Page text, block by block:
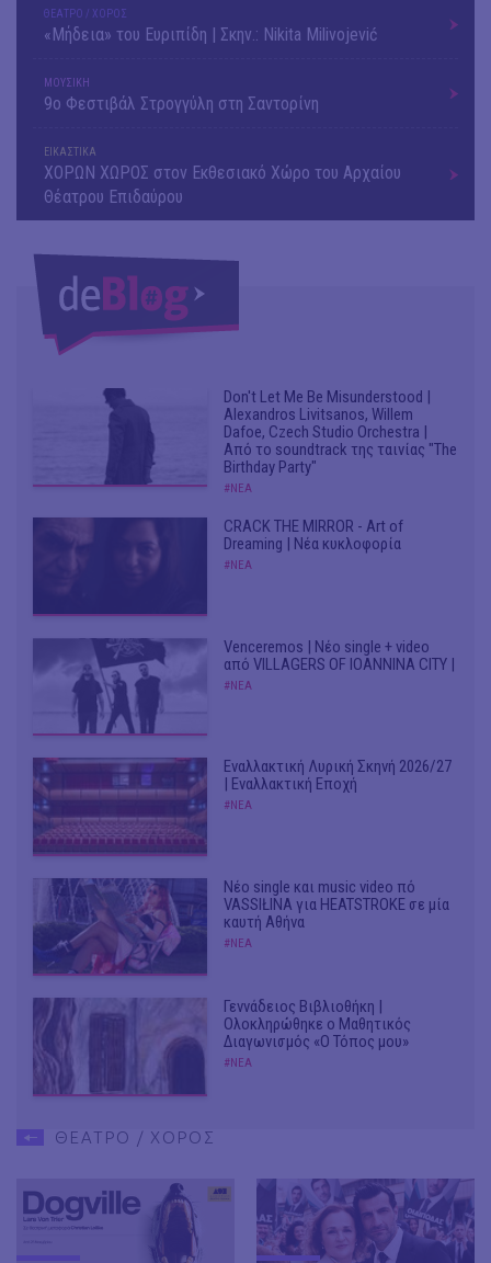
ΘΕΑΤΡΟ / ΧΟΡΟΣ
«Μήδεια» του Ευριπίδη | Σκην.: Nikita Milivojević
ΜΟΥΣΙΚΗ
9o Φεστιβάλ Στρογγύλη στη Σαντορίνη
ΕΙΚΑΣΤΙΚΑ
ΧΟΡΩΝ ΧΩΡΟΣ στον Εκθεσιακό Χώρο του Αρχαίου
Θέατρου Επιδαύρου
Don't Let Me Be Misunderstood |
Alexandros Livitsanos, Willem
Dafoe, Czech Studio Orchestra |
Από το soundtrack της ταινίας "The
Birthday Party"
#ΝΕΑ
CRACK THE MIRROR - Art of
Dreaming | Νέα κυκλοφορία
#ΝΕΑ
Venceremos | Νέο single + video
από VILLAGERS OF IOANNINA CITY |
#ΝΕΑ
Εναλλακτική Λυρική Σκηνή 2026/27
| Εναλλακτική Εποχή
#ΝΕΑ
Νέο single και music video πό
VASSIŁINA για HEATSTROKE σε μία
καυτή Αθήνα
#ΝΕΑ
Γεννάδειος Βιβλιοθήκη |
Ολοκληρώθηκε ο Μαθητικός
Διαγωνισμός «Ο Τόπος μου»
#ΝΕΑ
ΘΕΑΤΡΟ / ΧΟΡΟΣ